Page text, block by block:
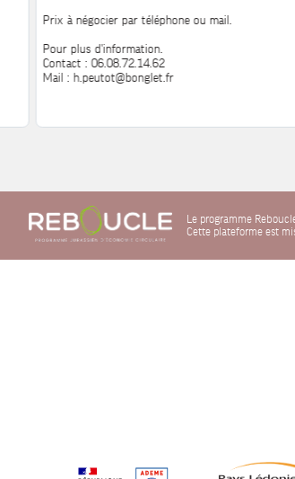
Prix à négocier par téléphone ou mail.
Pour plus d'information.
Contact : 06.08.72.14.62
Mail : h.peutot@bonglet.fr
Le programme Reboucle
Cette plateforme est